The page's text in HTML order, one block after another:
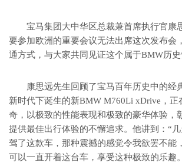
宝马集团大中华区总裁兼首席执行官康
要参加欧洲的重要会议无法出席这次发布会
通方式，与大家共同见证这个属于BMW历史
康思远先生回顾了宝马百年历史中的经
新时代下诞生的新BMW M760Li xDrive，正
奇，以极致的性能表现和极致的豪华体验，
提供最佳出行体验的不懈追求。他讲到：“
驾了这款车，那种震撼的感觉令我欲罢不能
可以一直开着这台车，享受这种极致的乐趣